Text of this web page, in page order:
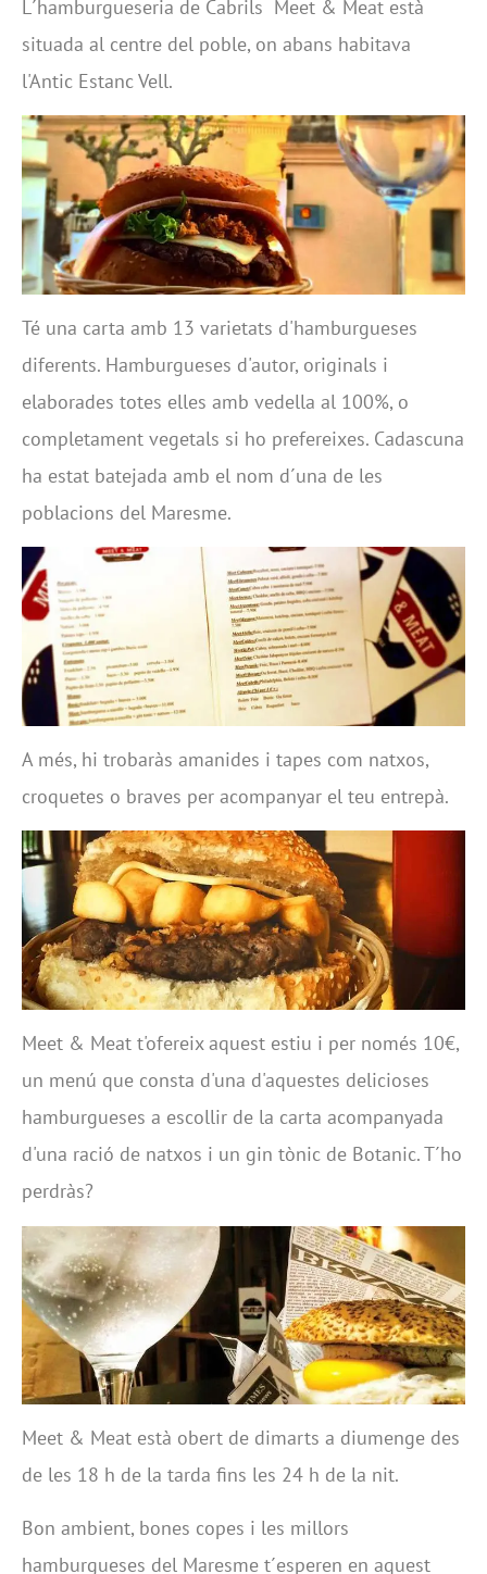
L´hamburgueseria de Cabrils Meet & Meat està
situada al centre del poble, on abans habitava
l'Antic Estanc Vell.
Té una carta amb 13 varietats d'hamburgueses
diferents. Hamburgueses d'autor, originals i
elaborades totes elles amb vedella al 100%, o
completament vegetals si ho prefereixes. Cadascuna
ha estat batejada amb el nom d´una de les
poblacions del Maresme.
A més, hi trobaràs amanides i tapes com natxos,
croquetes o braves per acompanyar el teu entrepà.
Meet & Meat t'ofereix aquest estiu i per només 10€,
un menú que consta d'una d'aquestes delicioses
hamburgueses a escollir de la carta acompanyada
d'una ració de natxos i un gin tònic de Botanic. T´ho
perdràs?
Meet & Meat està obert de dimarts a diumenge des
de les 18 h de la tarda fins les 24 h de la nit.
Bon ambient, bones copes i les millors
hamburgueses del Maresme t´esperen en aquest